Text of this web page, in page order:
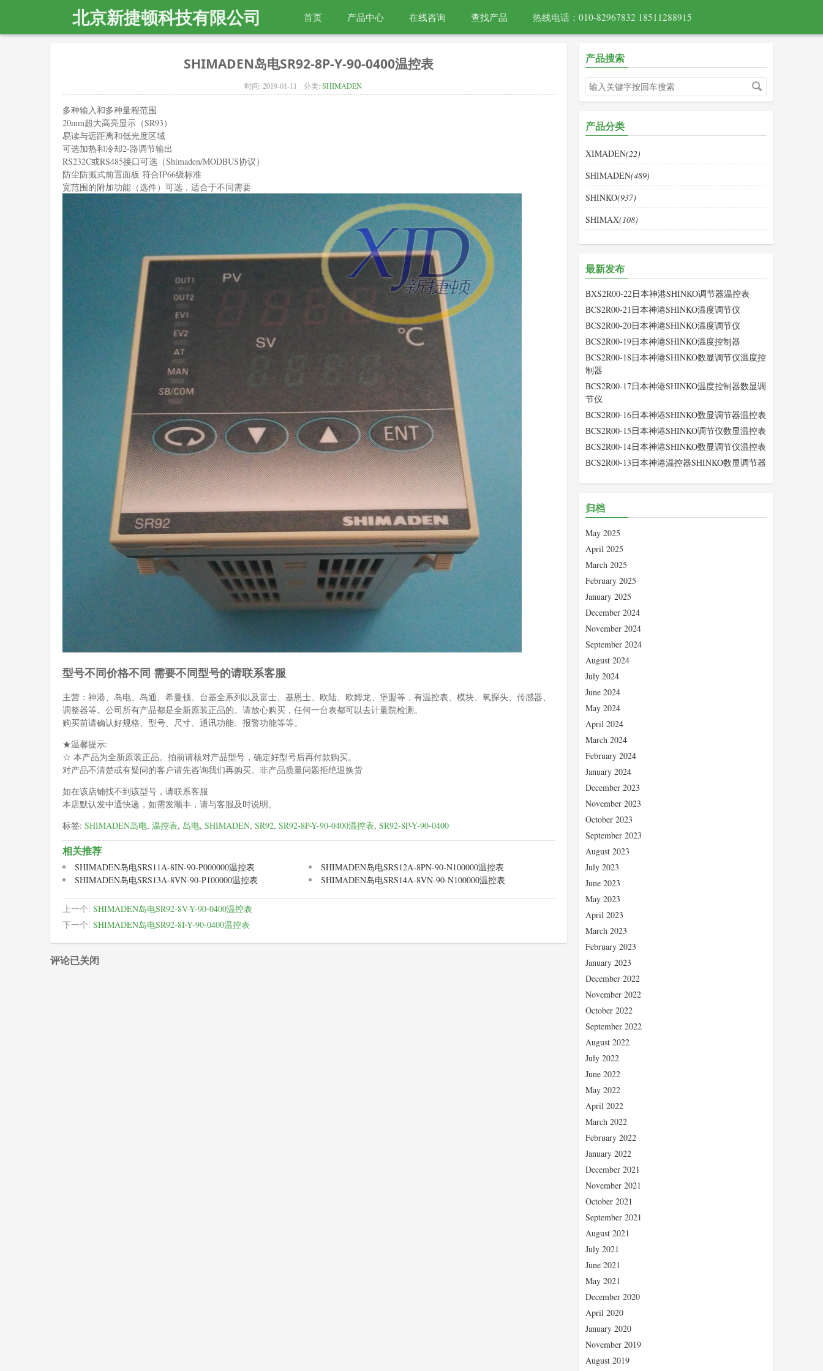
北京新捷顿科技有限公司 首页 产品中心 在线咨询 查找产品 热线电话：010-82967832 18511288915
SHIMADEN岛电SR92-8P-Y-90-0400温控表
时间: 2019-01-11 分类: SHIMADEN
多种输入和多种量程范围
20mm超大高亮显示（SR93）
易读与远距离和低光度区域
可选加热和冷却2-路调节输出
RS232C或RS485接口可选（Shimaden/MODBUS协议）
防尘防溅式前置面板 符合IP66级标准
宽范围的附加功能（选件）可选，适合于不同需要
型号不同价格不同 需要不同型号的请联系客服
主营：神港、岛电、岛通、希曼顿、台基全系列以及富士、基恩士、欧陆、欧姆龙、堡盟等，有温控表、模块、氧探头、传感器、
调整器等。公司所有产品都是全新原装正品的。请放心购买，任何一台表都可以去计量院检测。
购买前请确认好规格、型号、尺寸、通讯功能、报警功能等等。
★温馨提示:
☆ 本产品为全新原装正品。拍前请核对产品型号，确定好型号后再付款购买。
对产品不清楚或有疑问的客户请先咨询我们再购买。非产品质量问题拒绝退换货
如在该店铺找不到该型号，请联系客服
本店默认发中通快递，如需发顺丰，请与客服及时说明。
标签: SHIMADEN岛电, 温控表, 岛电, SHIMADEN, SR92, SR92-8P-Y-90-0400温控表, SR92-8P-Y-90-0400
相关推荐
SHIMADEN岛电SRS11A-8IN-90-P000000温控表
SHIMADEN岛电SRS12A-8PN-90-N100000温控表
SHIMADEN岛电SRS13A-8VN-90-P100000温控表
SHIMADEN岛电SRS14A-8VN-90-N100000温控表
上一个: SHIMADEN岛电SR92-8V-Y-90-0400温控表
下一个: SHIMADEN岛电SR92-8I-Y-90-0400温控表
评论已关闭
产品搜索
产品分类
XIMADEN(22)
SHIMADEN(489)
SHINKO(937)
SHIMAX(108)
最新发布
BXS2R00-22日本神港SHINKO调节器温控表
BCS2R00-21日本神港SHINKO温度调节仪
BCS2R00-20日本神港SHINKO温度调节仪
BCS2R00-19日本神港SHINKO温度控制器
BCS2R00-18日本神港SHINKO数显调节仪温度控
制器
BCS2R00-17日本神港SHINKO温度控制器数显调
节仪
BCS2R00-16日本神港SHINKO数显调节器温控表
BCS2R00-15日本神港SHINKO调节仪数显温控表
BCS2R00-14日本神港SHINKO数显调节仪温控表
BCS2R00-13日本神港温控器SHINKO数显调节器
归档
May 2025
April 2025
March 2025
February 2025
January 2025
December 2024
November 2024
September 2024
August 2024
July 2024
June 2024
May 2024
April 2024
March 2024
February 2024
January 2024
December 2023
November 2023
October 2023
September 2023
August 2023
July 2023
June 2023
May 2023
April 2023
March 2023
February 2023
January 2023
December 2022
November 2022
October 2022
September 2022
August 2022
July 2022
June 2022
May 2022
April 2022
March 2022
February 2022
January 2022
December 2021
November 2021
October 2021
September 2021
August 2021
July 2021
June 2021
May 2021
December 2020
April 2020
January 2020
November 2019
August 2019